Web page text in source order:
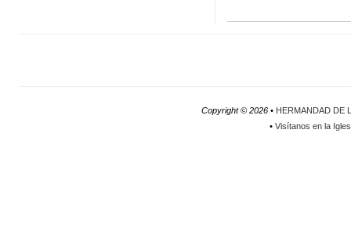
Copyright ©2026 • HERMANDAD DE
•Visítanos en la